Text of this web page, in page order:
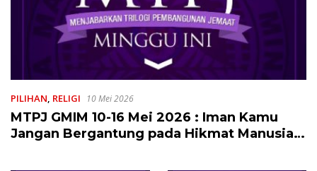
PILIHAN, RELIGI 10 Mei 2026
MTPJ GMIM 10-16 Mei 2026 : Iman Kamu
Jangan Bergantung pada Hikmat Manusia,